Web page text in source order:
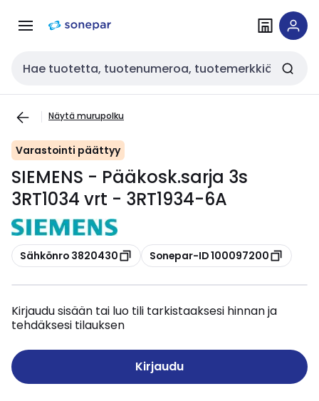
navigointiinsisältöön
Haku
Näytä murupolku
Varastointi päättyy
SIEMENS - Pääkosk.sarja 3s
3RT1034 vrt - 3RT1934-6A
Kopioi
Sähkönro 3820430 Kopioi
Sonepar-ID 100097200
Kirjaudu sisään tai luo tili tarkistaaksesi hinnan ja
tehdäksesi tilauksen
Kirjaudu